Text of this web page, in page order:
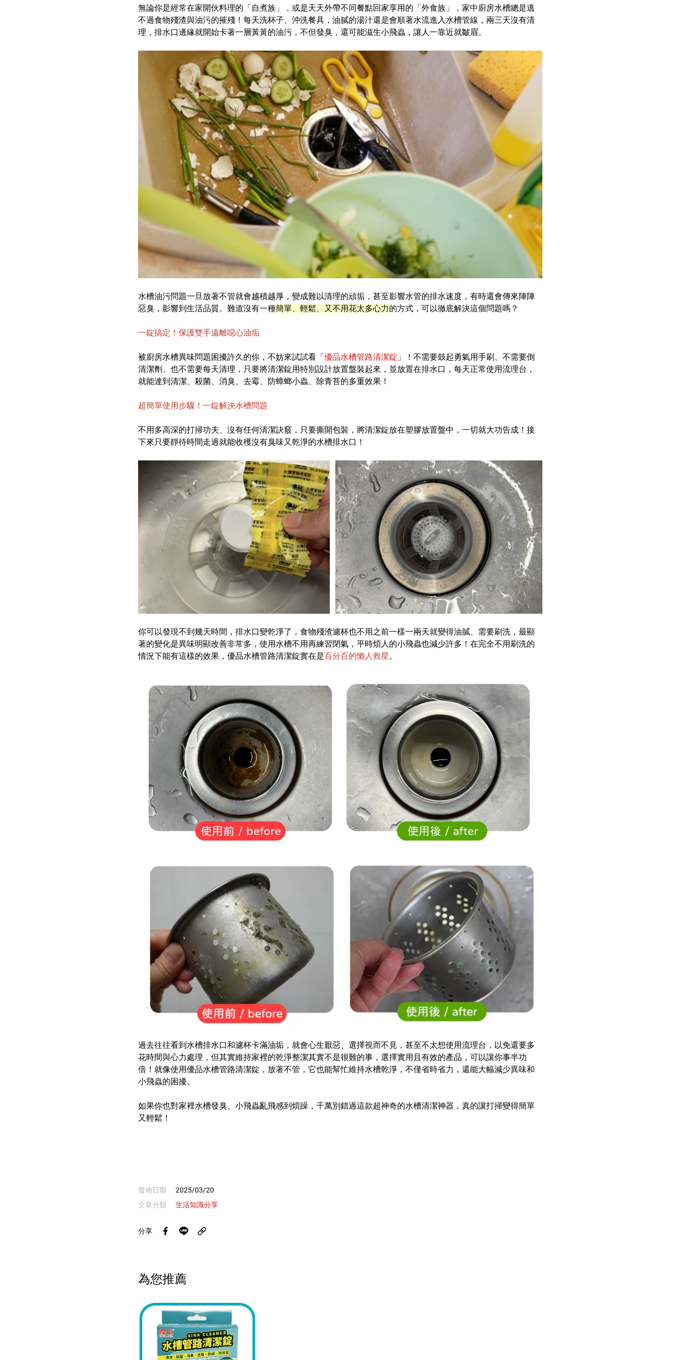
無論你是經常在家開伙料理的「自煮族」，或是天天外帶不同餐點回家享用的「外食族」，家中廚房水槽總是逃
不過食物殘渣與油污的摧殘！每天洗杯子、沖洗餐具，油膩的湯汁還是會順著水流進入水槽管線，兩三天沒有清
理，排水口邊緣就開始卡著一層黃黃的油污，不但發臭，還可能滋生小飛蟲，讓人一靠近就皺眉。
水槽油污問題一旦放著不管就會越積越厚，變成難以清理的頑垢，甚至影響水管的排水速度，有時還會傳來陣陣
惡臭，影響到生活品質。難道沒有一種簡單、輕鬆、又不用花太多心力的方式，可以徹底解決這個問題嗎？
一錠搞定！保護雙手遠離噁心油垢
被廚房水槽異味問題困擾許久的你，不妨來試試看「優品水槽管路清潔錠 」！不需要鼓起勇氣用手刷、不需要倒
清潔劑、也不需要每天清理，只要將清潔錠用特別設計放置盤裝起來，並放置在排水口，每天正常使用流理台，
就能達到清潔、殺菌、消臭、去霉、防蟑螂小蟲、除青苔的多重效果！
超簡單使用步驟！一錠解決水槽問題
不用多高深的打掃功夫、沒有任何清潔訣竅，只要撕開包裝，將清潔錠放在塑膠放置盤中，一切就大功告成！接
下來只要靜待時間走過就能收穫沒有臭味又乾淨的水槽排水口！
你可以發現不到幾天時間，排水口變乾淨了，食物殘渣濾杯也不用之前一樣一兩天就變得油膩、需要刷洗，最顯
著的變化是異味明顯改善非常多，使用水槽不用再練習閉氣，平時煩人的小飛蟲也減少許多！在完全不用刷洗的
情況下能有這樣的效果，優品水槽管路清潔錠實在是百分百的懶人救星。
過去往往看到水槽排水口和濾杯卡滿油垢，就會心生厭惡、選擇視而不見，甚至不太想使用流理台，以免還要多
花時間與心力處理，但其實維持家裡的乾淨整潔其實不是很難的事，選擇實用且有效的產品，可以讓你事半功
倍！就像使用優品水槽管路清潔錠，放著不管，它也能幫忙維持水槽乾淨，不僅省時省力，還能大幅減少異味和
小飛蟲的困擾。
如果你也對家裡水槽發臭、小飛蟲亂飛感到煩躁，千萬別錯過這款超神奇的水槽清潔神器，真的讓打掃變得簡單
又輕鬆！
發佈日期
2025/03/20
文章分類
生活知識分享
分享
為您推薦